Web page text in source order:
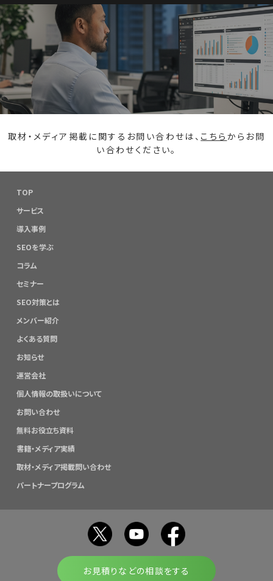
取材・メディア掲載に関するお問い合わせは、 こちら からお問
い合わせください。
TOP
サービス
導入事例
SEOを学ぶ
コラム
セミナー
SEO対策とは
メンバー紹介
よくある質問
お知らせ
運営会社
個人情報の取扱いについて
お問い合わせ
無料お役立ち資料
書籍・メディア実績
取材・メディア掲載問い合わせ
パートナープログラム
お見積りなどの相談をする